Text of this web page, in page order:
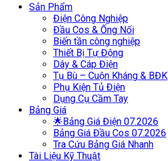
Sản Phẩm
Điện Công Nghiệp
Đầu Cos & Ống Nối
Biến tần công nghiệp
Thiết Bị Tự Động
Dây & Cáp Điện
Tụ Bù – Cuộn Kháng & BĐK
Phụ Kiện Tủ Điện
Dụng Cụ Cầm Tay
Bảng Giá
🌟Bảng Giá Điện 07.2026
Bảng Giá Đầu Cos 07.2026
Tra Cứu Bảng Giá Nhanh
Tài Liệu Kỹ Thuật